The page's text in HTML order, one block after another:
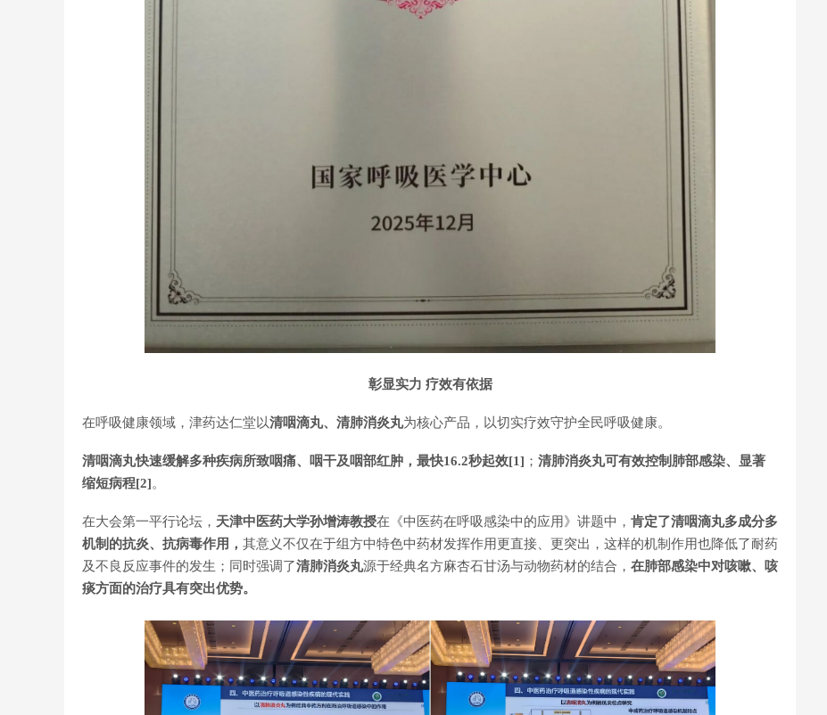
彰显实力 疗效有依据
在呼吸健康领域，津药达仁堂以清咽滴丸、清肺消炎丸为核心产品，以切实疗效守护全民呼吸健康。
清咽滴丸快速缓解多种疾病所致咽痛、咽干及咽部红肿，最快16.2秒起效[1] ； 清肺消炎丸可有效控制肺部感染、显著
缩短病程[2]。
在大会第一平行论坛， 天津中医药大学孙增涛教授在《中医药在呼吸感染中的应用》讲题中， 肯定了清咽滴丸多成分多
机制的抗炎、抗病毒作用， 其意义不仅在于组方中特色中药材发挥作用更直接、更突出，这样的机制作用也降低了耐药
及不良反应事件的发生；同时强调了清肺消炎丸源于经典名方麻杏石甘汤与动物药材的结合， 在肺部感染中对咳嗽、咳
痰方面的治疗具有突出优势。